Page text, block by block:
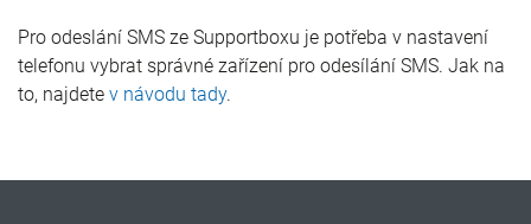
Pro odeslání SMS ze Supportboxu je potřeba v nastavení
telefonu vybrat správné zařízení pro odesílání SMS. Jak na
to, najdete v návodu tady.